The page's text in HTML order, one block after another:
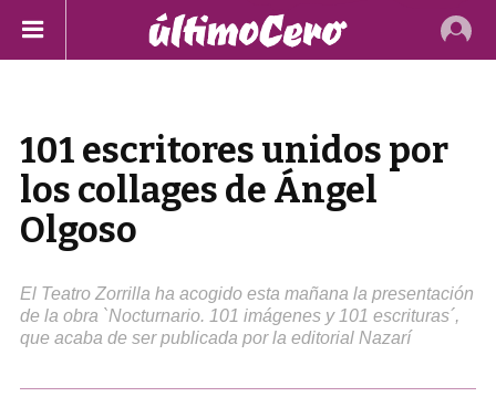
101 escritores unidos por
los collages de Ángel
Olgoso
El Teatro Zorrilla ha acogido esta mañana la presentación
de la obra `Nocturnario. 101 imágenes y 101 escrituras´,
que acaba de ser publicada por la editorial Nazarí